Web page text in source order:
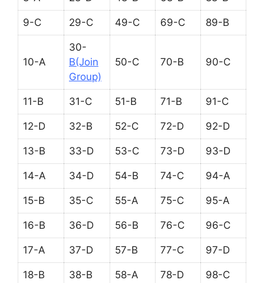
9-C 29-C 49-C 69-C 89-B
10-A
30-
B(Join
Group)
50-C 70-B 90-C
11-B 31-C 51-B 71-B 91-C
12-D 32-B 52-C 72-D 92-D
13-B 33-D 53-C 73-D 93-D
14-A 34-D 54-B 74-C 94-A
15-B 35-C 55-A 75-C 95-A
16-B 36-D 56-B 76-C 96-C
17-A 37-D 57-B 77-C 97-D
18-B 38-B 58-A 78-D 98-C